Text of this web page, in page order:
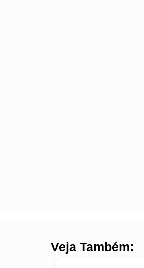
Veja Também: